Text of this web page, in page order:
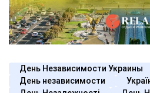
День Независимости Украины
День независимости